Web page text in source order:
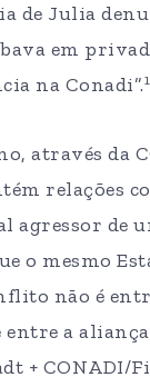
de Julia
em
na Conadi”.
através da
relações
agressor de
o mesmo
não é
entre a
+ CONADI/